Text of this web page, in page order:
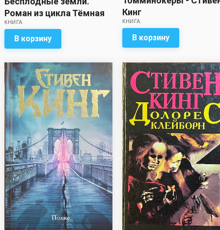
Роман из цикла Тёмная
башня - Стивен Кинг
КНИГА
В корзину
Кинг
КНИГА
В корзину